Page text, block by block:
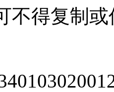
不得复制或